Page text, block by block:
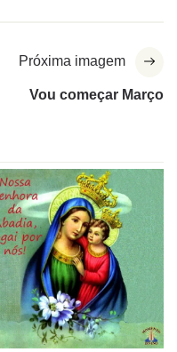
Próxima imagem
Vou começar Março